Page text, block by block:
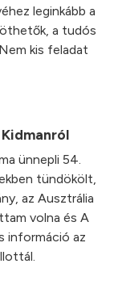
leginkább a
a tudós
kis feladat
ünnepli 54.
tündökölt,
az Ausztrália
volna és A
információ az